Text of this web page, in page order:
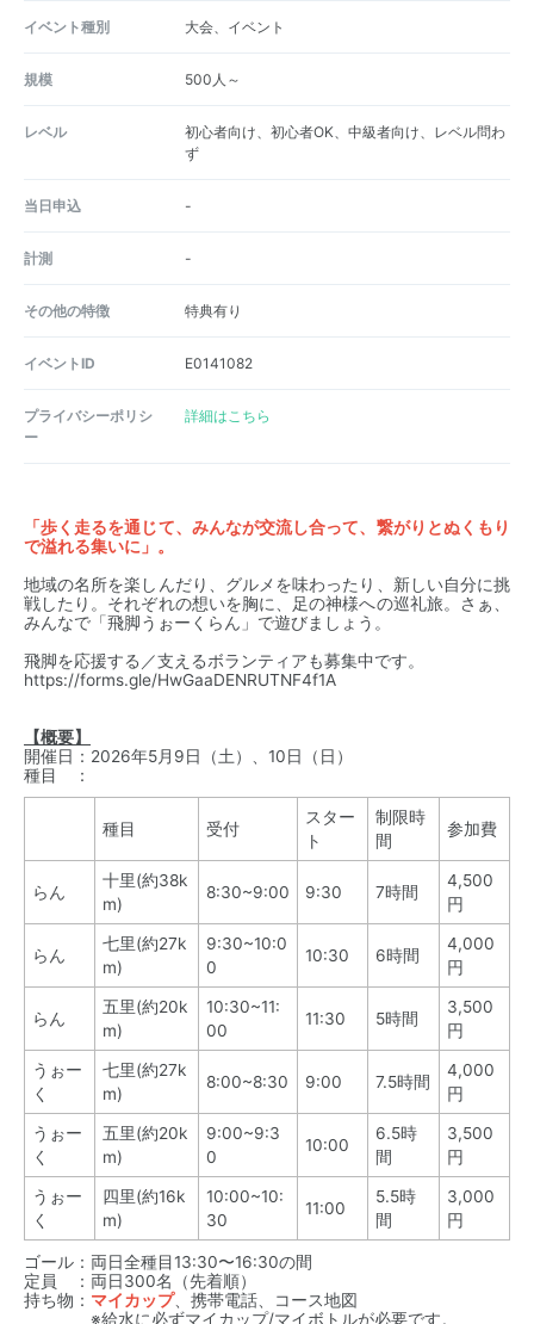
イベント種別 大会、イベント
規模 500人～
レベル
初心者向け、初心者OK、中級者向け、レベル問わ
ず
当日申込 -
計測 -
その他の特徴 特典有り
イベントID E0141082
プライバシーポリシ
ー
詳細はこちら
「歩く走るを通じて、みんなが交流し合って、繋がりとぬくもり
で溢れる集いに」。
地域の名所を楽しんだり、グルメを味わったり、新しい自分に挑
戦したり。それぞれの想いを胸に、足の神様への巡礼旅。さぁ、
みんなで「飛脚うぉーくらん」で遊びましょう。
飛脚を応援する／支えるボランティアも募集中です。
https://forms.gle/HwGaaDENRUTNF4f1A
【概要】
開催日：2026年5月9日（土）、10日（日）
種目 ：
種目 受付
スター
ト
制限時
間
参加費
らん
十里(約38k
m)
8:30~9:00 9:30 7時間
4,500
円
らん
七里(約27k
m)
9:30~10:0
0
10:30 6時間
4,000
円
らん
五里(約20k
m)
10:30~11:
00
11:30 5時間
3,500
円
うぉー
く
七里(約27k
m)
8:00~8:30 9:00 7.5時間
4,000
円
うぉー
く
五里(約20k
m)
9:00~9:3
0
10:00
6.5時
間
3,500
円
うぉー
く
四里(約16k
m)
10:00~10:
30
11:00
5.5時
間
3,000
円
ゴール：両日全種目13:30〜16:30の間
定員 ：両日300名（先着順）
持ち物： マイカップ、携帯電話、コース地図
※給水に必ずマイカップ/マイボトルが必要です。